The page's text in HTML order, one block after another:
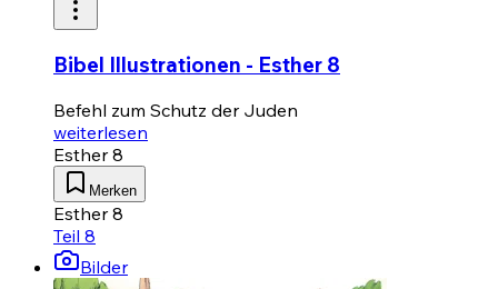
Bibel Illustrationen - Esther 8
Befehl zum Schutz der Juden
weiterlesen
Esther 8
Merken
Esther 8
Teil 8
Bilder